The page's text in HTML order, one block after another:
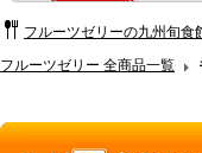
フルーツゼリーの九州旬食
フルーツゼリー 全商品一覧